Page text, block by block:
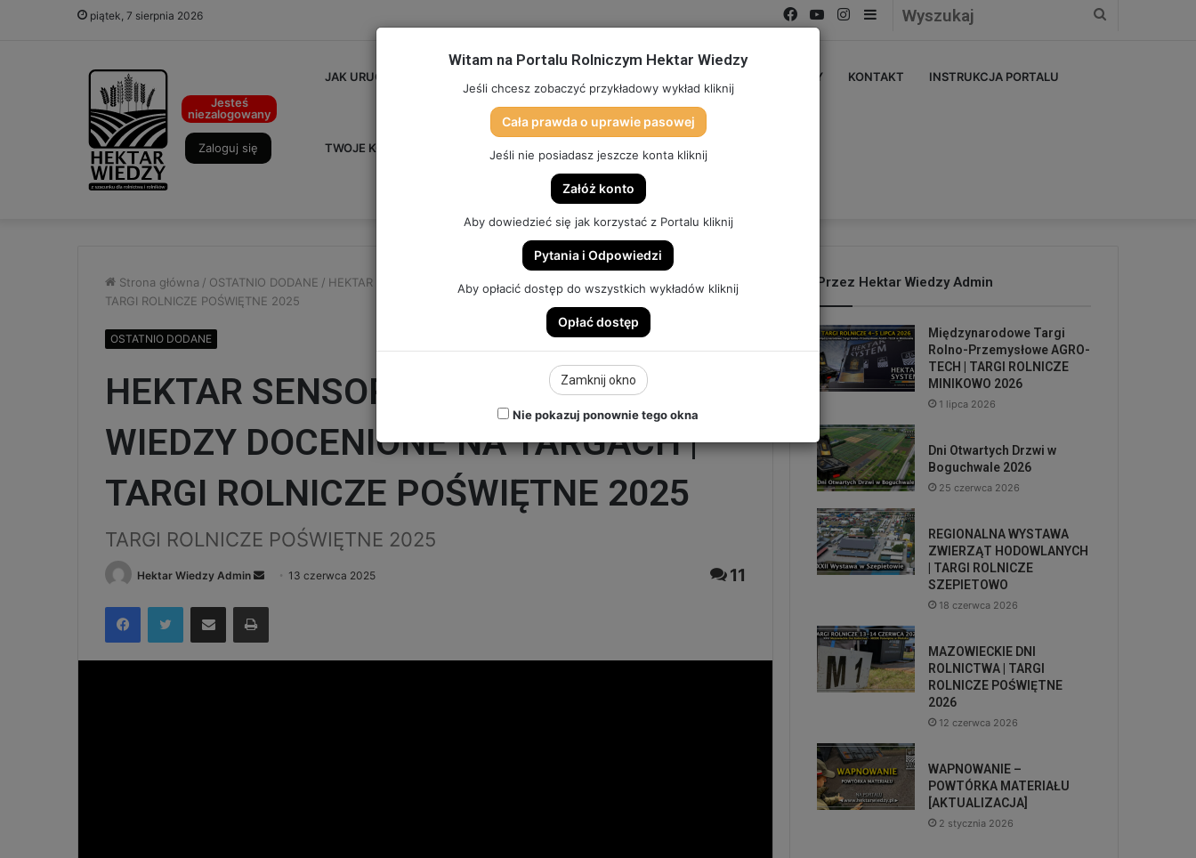
piątek, 7 sierpnia 2026 Sidebar
Instagram
YouTube
Facebook
Jesteś
niezalogowany
Zaloguj się
JAK URUCHOMIĆ PORTAL PARTNERZY KONTAKT INSTRUKCJA PORTALU
TWOJE KONTO SKLEP (DOSTĘP, GADŻETY, SZKOLENIA) HEKTAR SYSTEM
Strona główna / OSTATNIO DODANE / HEKTAR SENSOR I STOISKO HEKTAR WIEDZY DOCENIONE NA TARGACH |
TARGI ROLNICZE POŚWIĘTNE 2025
OSTATNIO DODANE
HEKTAR SENSOR I STOISKO HEKTAR
WIEDZY DOCENIONE NA TARGACH |
TARGI ROLNICZE POŚWIĘTNE 2025
TARGI ROLNICZE POŚWIĘTNE 2025
Hektar Wiedzy Admin
Send 13 czerwca 2025 11
FacebookTwitter Udostępnij via e-mail Drukuj
Przez Hektar Wiedzy Admin
Międzynarodowe Targi
Rolno-Przemysłowe AGRO-
TECH | TARGI ROLNICZE
MINIKOWO 2026
1 lipca 2026
Dni Otwartych Drzwi w
Boguchwale 2026
25 czerwca 2026
REGIONALNA WYSTAWA
ZWIERZĄT HODOWLANYCH
| TARGI ROLNICZE
SZEPIETOWO
18 czerwca 2026
MAZOWIECKIE DNI
ROLNICTWA | TARGI
ROLNICZE POŚWIĘTNE
2026
12 czerwca 2026
WAPNOWANIE –
POWTÓRKA MATERIAŁU
[AKTUALIZACJA]
2 stycznia 2026
Witam na Portalu Rolniczym Hektar Wiedzy
Jeśli chcesz zobaczyć przykładowy wykład kliknij
Cała prawda o uprawie pasowej
Jeśli nie posiadasz jeszcze konta kliknij
Załóż konto
Aby dowiedzieć się jak korzystać z Portalu kliknij
Pytania i Odpowiedzi
Aby opłacić dostęp do wszystkich wykładów kliknij
Opłać dostęp
Zamknij okno
Nie pokazuj ponownie tego okna